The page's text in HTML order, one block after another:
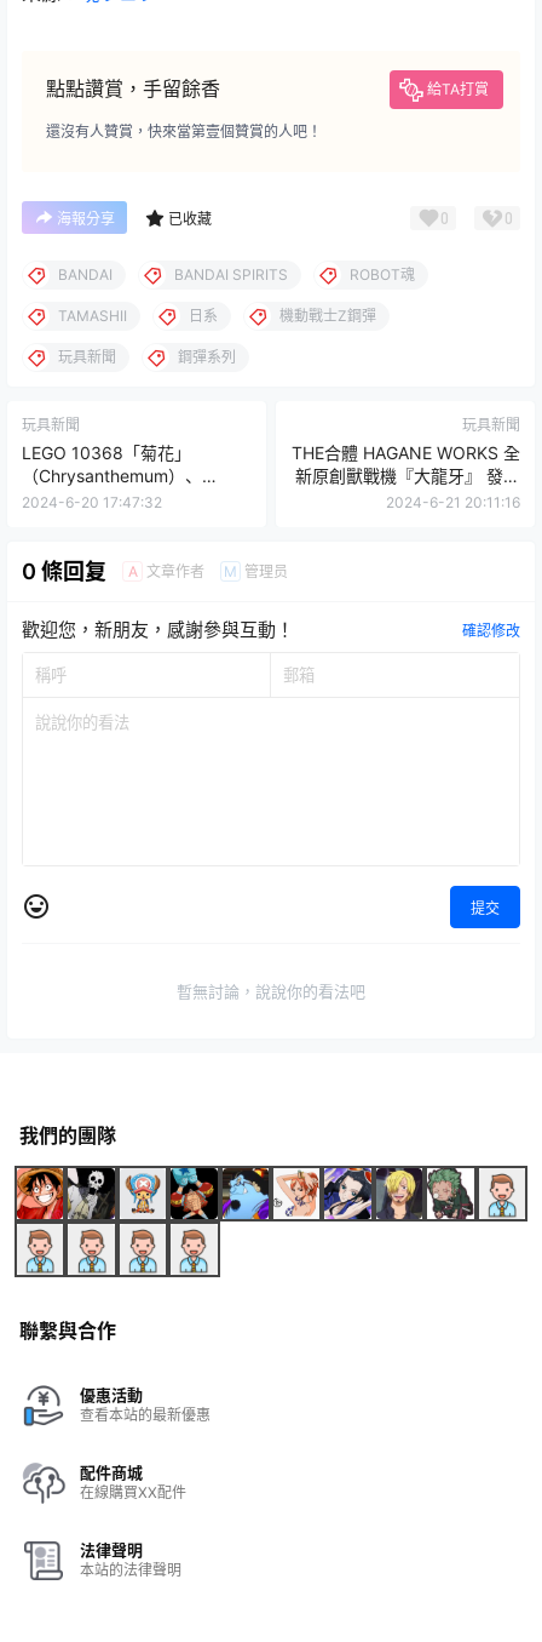
點點讚賞，手留餘香 給TA打賞
還沒有人贊賞，快來當第壹個贊賞的人吧！
海報分享 已收藏 0 0
BANDAI BANDAI SPIRITS ROBOT魂
TAMASHII 日系 機動戰士Z鋼彈
玩具新聞 鋼彈系列
玩具新聞
LEGO 10368「菊花」
（Chrysanthemum）、
10369「梅花」 （Plum
2024-6-20 17:47:32
玩具新聞
THE合體 HAGANE WORKS 全
新原創獸戰機『大龍牙』 發表
再現究極斷空我等多種合體變
2024-6-21 20:11:16
0 條回复 A 文章作者 M 管理员
歡迎您，新朋友，感謝參與互動！ 確認修改
提交
暫無討論，說說你的看法吧
我們的團隊
聯繫與合作
優惠活動
查看本站的最新優惠
配件商城
在線購買XX配件
法律聲明
本站的法律聲明